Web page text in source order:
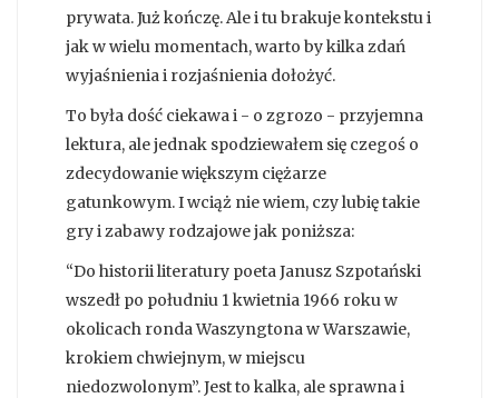
prywata. Już kończę. Ale i tu brakuje kontekstu i
jak w wielu momentach, warto by kilka zdań
wyjaśnienia i rozjaśnienia dołożyć.
To była dość ciekawa i - o zgrozo - przyjemna
lektura, ale jednak spodziewałem się czegoś o
zdecydowanie większym ciężarze
gatunkowym. I wciąż nie wiem, czy lubię takie
gry i zabawy rodzajowe jak poniższa:
“Do historii literatury poeta Janusz Szpotański
wszedł po południu 1 kwietnia 1966 roku w
okolicach ronda Waszyngtona w Warszawie,
krokiem chwiejnym, w miejscu
niedozwolonym”. Jest to kalka, ale sprawna i